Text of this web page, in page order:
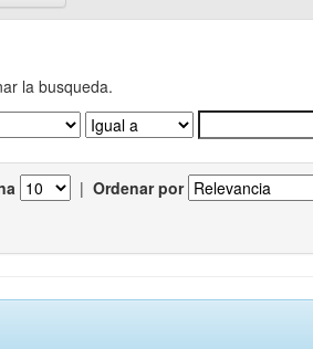
la busqueda.
| Ordenar por